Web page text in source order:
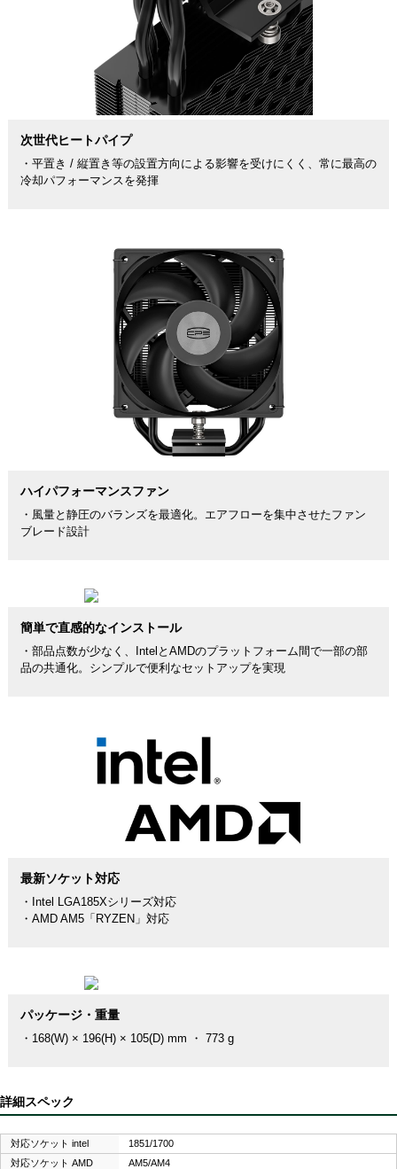
次世代ヒートパイプ
・平置き / 縦置き等の設置方向による影響を受けにくく、常に最高の
冷却パフォーマンスを発揮
ハイパフォーマンスファン
・風量と静圧のバランズを最適化。エアフローを集中させたファン
ブレード設計
簡単で直感的なインストール
・部品点数が少なく、IntelとAMDのプラットフォーム間で一部の部
品の共通化。シンプルで便利なセットアップを実現
最新ソケット対応
・Intel LGA185Xシリーズ対応
・AMD AM5「RYZEN」対応
パッケージ・重量
・168(W) × 196(H) × 105(D) mm ・ 773 g
詳細スペック
対応ソケット intel
1851/1700
対応ソケット AMD
AM5/AM4